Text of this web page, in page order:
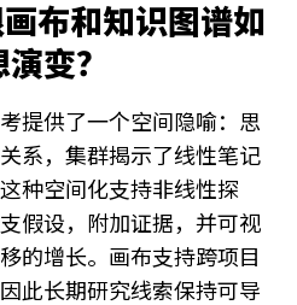
布和知识图谱如
变？
提供了一个空间隐喻：思
系，集群揭示了线性笔记
种空间化支持非线性探
假设，附加证据，并可视
的增长。画布支持跨项目
此长期研究线索保持可导